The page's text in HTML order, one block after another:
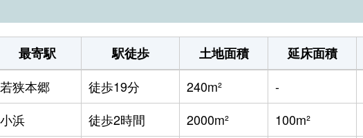
最寄駅 駅徒歩 土地面積 延床面積
若狭本郷 徒歩19分 240m² -
小浜 徒歩2時間 2000m² 100m²